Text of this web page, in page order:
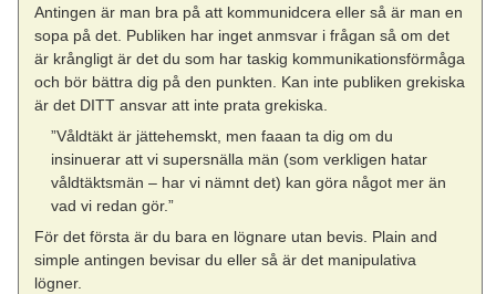
Antingen är man bra på att kommunidcera eller så är man en
sopa på det. Publiken har inget anmsvar i frågan så om det
är krångligt är det du som har taskig kommunikationsförmåga
och bör bättra dig på den punkten. Kan inte publiken grekiska
är det DITT ansvar att inte prata grekiska.
”Våldtäkt är jättehemskt, men faaan ta dig om du
insinuerar att vi supersnälla män (som verkligen hatar
våldtäktsmän – har vi nämnt det) kan göra något mer än
vad vi redan gör.”
För det första är du bara en lögnare utan bevis. Plain and
simple antingen bevisar du eller så är det manipulativa
lögner.